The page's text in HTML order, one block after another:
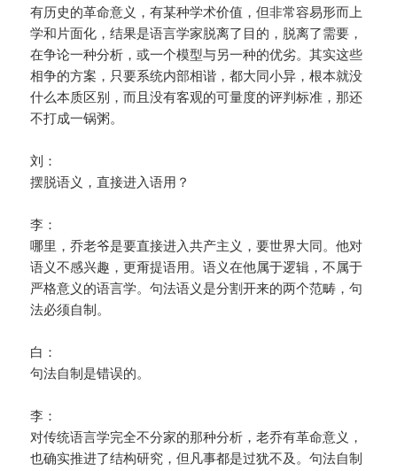
有历史的革命意义，有某种学术价值，但非常容易形而上
学和片面化，结果是语言学家脱离了目的，脱离了需要，
在争论一种分析，或一个模型与另一种的优劣。其实这些
相争的方案，只要系统内部相谐，都大同小异，根本就没
什么本质区别，而且没有客观的可量度的评判标准，那还
不打成一锅粥。
刘：
摆脱语义，直接进入语用？
李：
哪里，乔老爷是要直接进入共产主义，要世界大同。他对
语义不感兴趣，更甭提语用。语义在他属于逻辑，不属于
严格意义的语言学。句法语义是分割开来的两个范畴，句
法必须自制。
白：
句法自制是错误的。
李：
对传统语言学完全不分家的那种分析，老乔有革命意义，
也确实推进了结构研究，但凡事都是过犹不及。句法自制